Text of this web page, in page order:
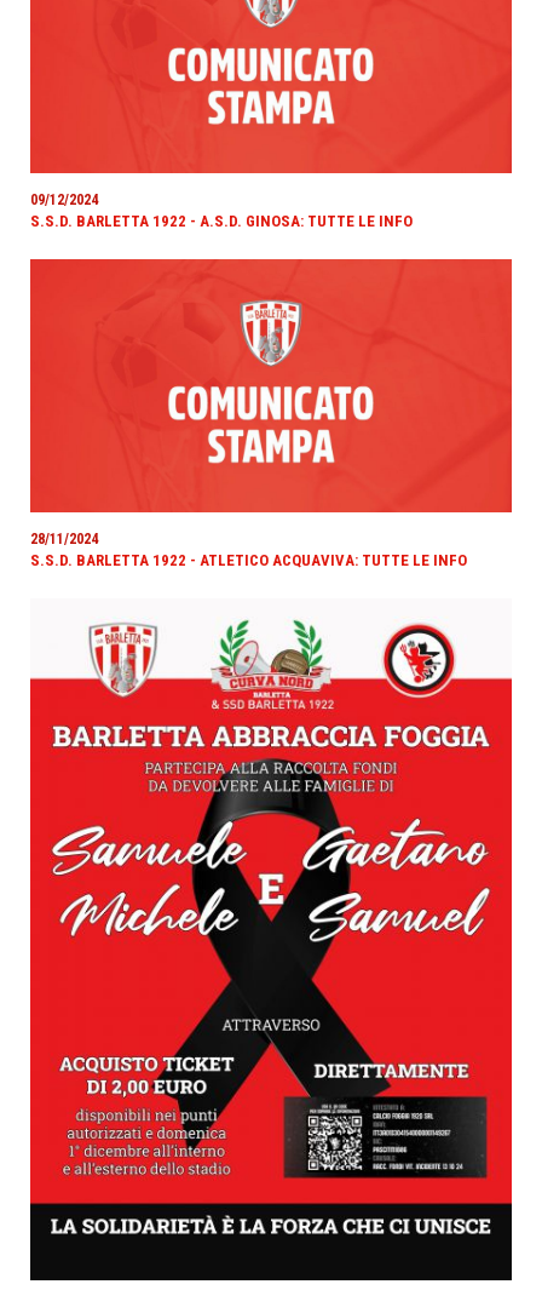
09/12/2024
S.S.D. BARLETTA 1922 - A.S.D. GINOSA: TUTTE LE INFO
28/11/2024
S.S.D. BARLETTA 1922 - ATLETICO ACQUAVIVA: TUTTE LE INFO